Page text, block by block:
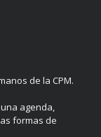
de la CPM.
agenda,
formas de